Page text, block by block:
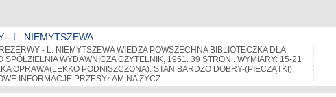
- L. NIEMYTSZEWA
- L. NIEMYTSZEWA WIEDZA POWSZECHNA BIBLIOTECZKA DLA
SPÓŁZIELNIA WYDAWNICZA CZYTELNIK, 1951. 39 STRON . WYMIARY: 15-21
OPRAWA(LEKKO PODNISZCZONA). STAN BARDZO DOBRY-(PIECZĄTKI).
INFORMACJE PRZESYŁAM NA ŻYCZ…